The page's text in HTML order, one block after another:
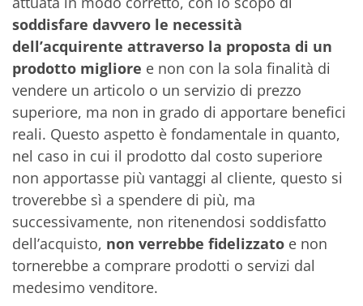
soddisfare davvero le necessità
dell’acquirente attraverso la proposta di un
prodotto migliore e non con la sola finalità di
vendere un articolo o un servizio di prezzo
superiore, ma non in grado di apportare benefici
reali. Questo aspetto è fondamentale in quanto,
nel caso in cui il prodotto dal costo superiore
non apportasse più vantaggi al cliente, questo si
troverebbe sì a spendere di più, ma
successivamente, non ritenendosi soddisfatto
dell’acquisto, non verrebbe fidelizzato e non
tornerebbe a comprare prodotti o servizi dal
medesimo venditore.